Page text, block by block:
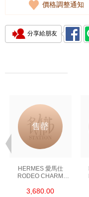
價格調整通知
分享給朋友
售罄
HERMES 愛馬仕
RODEO CHARM
BLUE/YELLOW 藍色/
3,680.00